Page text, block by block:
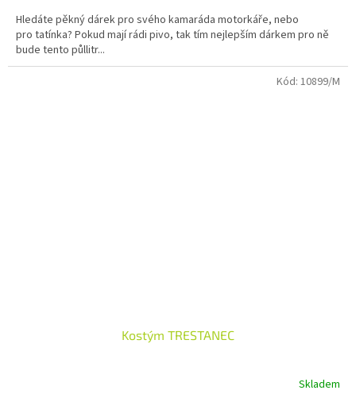
Hledáte pěkný dárek pro svého kamaráda motorkáře, nebo
pro tatínka? Pokud mají rádi pivo, tak tím nejlepším dárkem pro ně
bude tento půllitr...
Kostým TRESTANEC
Skladem
Kód: 10899/M